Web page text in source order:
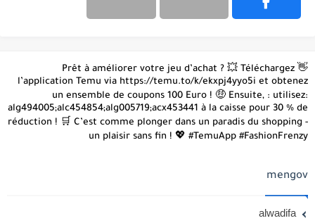
👋 Prêt à améliorer votre jeu d’achat ? 💥 Téléchargez
l’application Temu via https://temu.to/k/ekxpj4yyo5i et obtenez
un ensemble de coupons 100 Euro ! 🤑 Ensuite, : utilisez:
alg494005;alc454854;alg005719;acx453441 à la caisse pour 30 % de
réduction ! 🛒 C’est comme plonger dans un paradis du shopping -
un plaisir sans fin ! 💖 #TemuApp #FashionFrenzy
mengov
alwadifa